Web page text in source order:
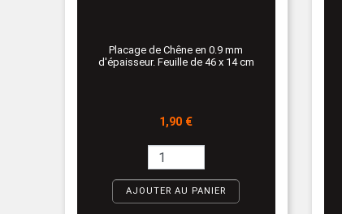
Placage de Chêne en 0.9 mm
d'épaisseur. Feuille de 46 x 14 cm
Prix
1,90 €
AJOUTER AU PANIER